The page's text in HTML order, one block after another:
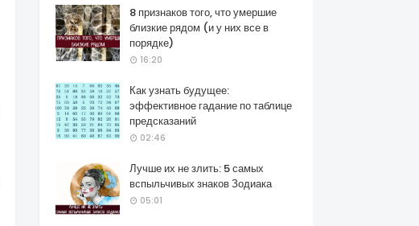
8 признаков того, что умершие
близкие рядом (и у них все в
порядке)
16:20
Как узнать будущее:
эффективное гадание по таблице
предсказаний
02:46
Лучше их не злить: 5 самых
вспыльчивых знаков Зодиака
05:01